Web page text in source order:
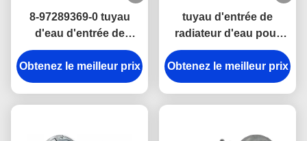
8-97289369-0 tuyau
d'eau d'entrée de
radiateur pour les
pièces du moteur
ISUZU 4JH1
Obtenez le meilleur prix
tuyau d'entrée de
radiateur d'eau pour
ISUZU 4JB1NA 8-
97147473-0 pièces
moteur
Obtenez le meilleur prix